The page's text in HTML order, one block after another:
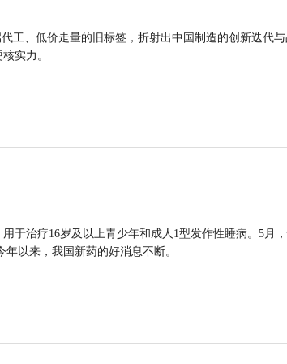
工、低价走量的旧标签，折射出中国制造的创新迭代
实力。
于治疗16岁及以上青少年和成人1型发作性睡病。5月
以来，我国新药的好消息不断。